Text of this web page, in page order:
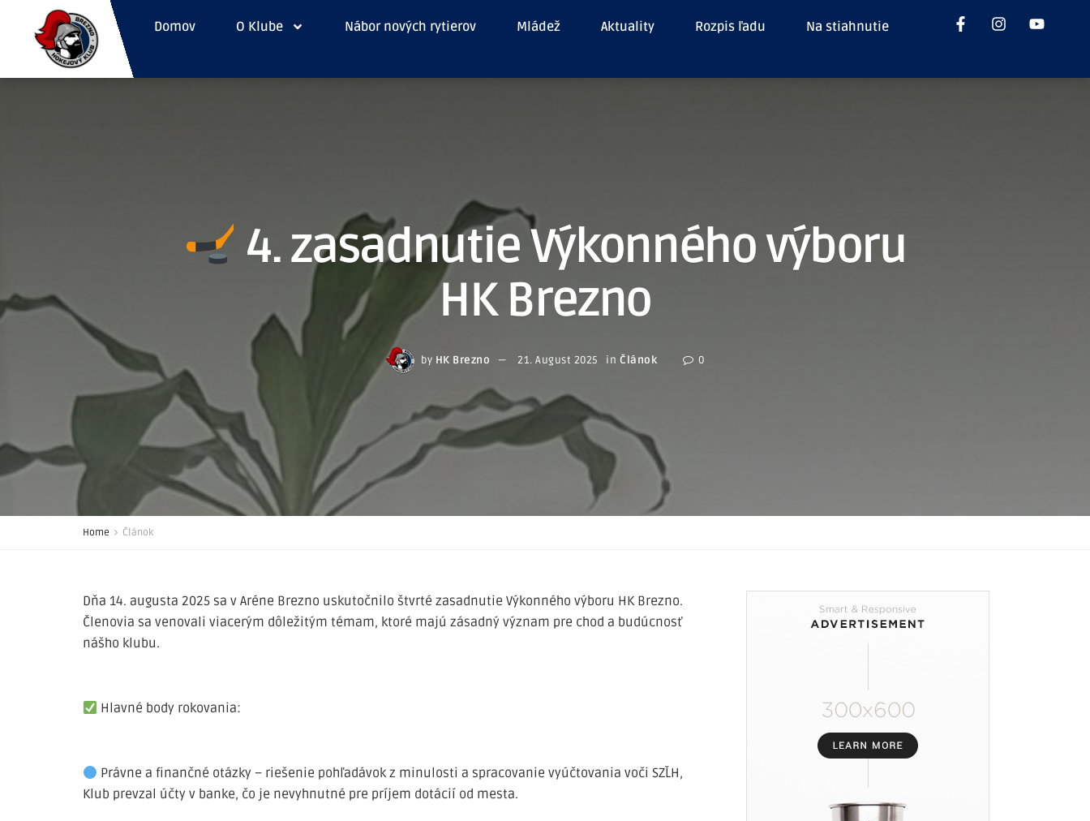
Domov O Klube Nábor nových rytierov Mládež Aktuality Rozpis ľadu Na stiahnutie
4. zasadnutie Výkonného výboru
HK Brezno
by HK Brezno 21. August 2025 in Článok 0
Home Článok
Dňa 14. augusta 2025 sa v Aréne Brezno uskutočnilo štvrté zasadnutie Výkonného výboru HK Brezno.
Členovia sa venovali viacerým dôležitým témam, ktoré majú zásadný význam pre chod a budúcnosť
nášho klubu.
Hlavné body rokovania:
Právne a finančné otázky – riešenie pohľadávok z minulosti a spracovanie vyúčtovania voči SZĽH,
Klub prevzal účty v banke, čo je nevyhnutné pre príjem dotácií od mesta.